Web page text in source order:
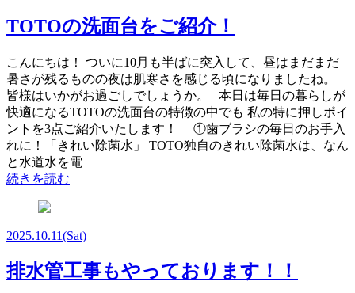
TOTOの洗面台をご紹介！
こんにちは！ ついに10月も半ばに突入して、昼はまだまだ
暑さが残るものの夜は肌寒さを感じる頃になりましたね。
皆様はいかがお過ごしでしょうか。 本日は毎日の暮らしが
快適になるTOTOの洗面台の特徴の中でも 私の特に押しポイ
ントを3点ご紹介いたします！ ①歯ブラシの毎日のお手入
れに！「きれい除菌水」 TOTO独自のきれい除菌水は、なん
と水道水を電
続きを読む
2025.10.11(Sat)
排水管工事もやっております！！